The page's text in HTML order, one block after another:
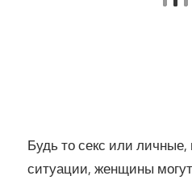
Будь то секс или
ситуации, женщины